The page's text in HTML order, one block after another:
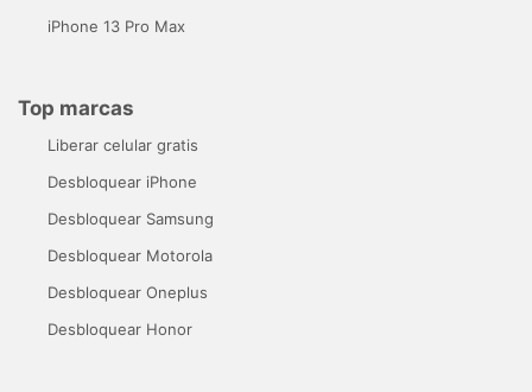
iPhone 13 Pro Max
Top marcas
Liberar celular gratis
Desbloquear iPhone
Desbloquear Samsung
Desbloquear Motorola
Desbloquear Oneplus
Desbloquear Honor